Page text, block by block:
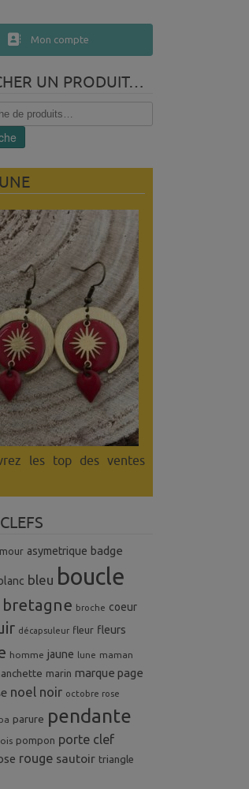
Mon compte
UN PRODUIT…
les top des ventes
asymetrique badge
bleu boucle
bretagne broche coeur
décapsuleur fleur fleurs
homme jaune lune maman
marin marque page
noel noir octobre rose
parure pendante
pompon porte clef
rouge sautoir triangle